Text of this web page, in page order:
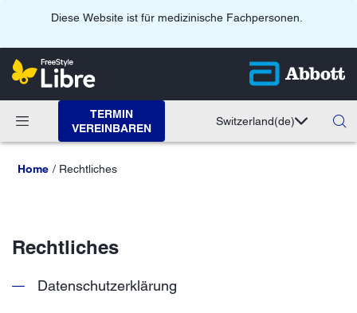
Diese Website ist für medizinische Fachpersonen.
TERMIN
VEREINBAREN
Switzerland(de)
Home Rechtliches
Rechtliches
Datenschutzerklärung